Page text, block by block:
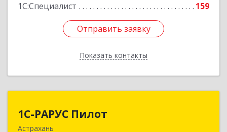
1С:Специалист
159
Отправить заявку
Показать контакты
Отправить заявку
Назад
1С-РАРУС Пилот
Астрахань